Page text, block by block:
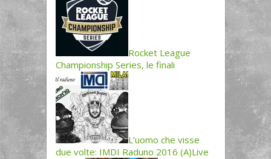
Rocket League
Championship Series, le finali
L’uomo che visse
due volte: IMDI Raduno 2016 (A)Live